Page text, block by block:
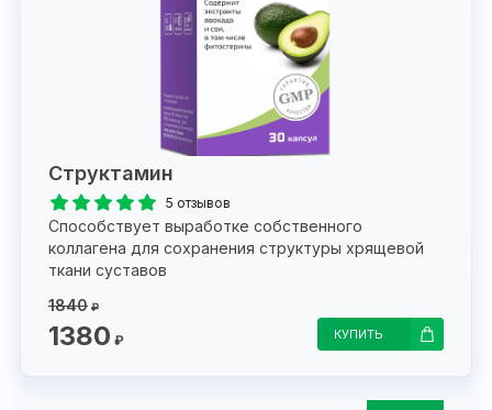
Структамин
5 отзывов
Способствует выработке собственного
коллагена для сохранения структуры хрящевой
ткани суставов
1840 ₽
1380 ₽ КУПИТЬ